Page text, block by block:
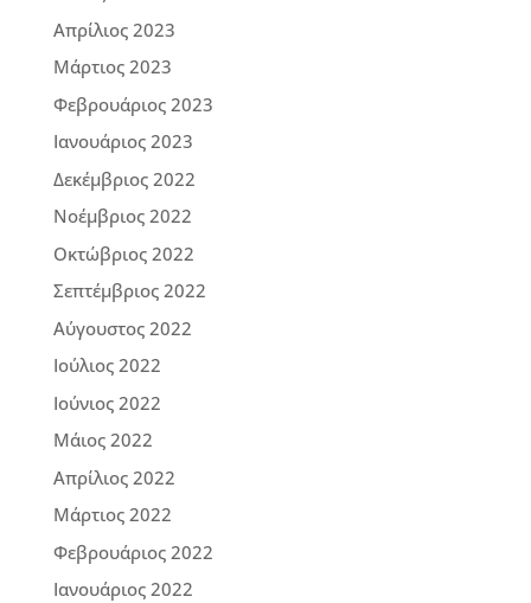
Απρίλιος 2023
Μάρτιος 2023
Φεβρουάριος 2023
Ιανουάριος 2023
Δεκέμβριος 2022
Νοέμβριος 2022
Οκτώβριος 2022
Σεπτέμβριος 2022
Αύγουστος 2022
Ιούλιος 2022
Ιούνιος 2022
Μάιος 2022
Απρίλιος 2022
Μάρτιος 2022
Φεβρουάριος 2022
Ιανουάριος 2022